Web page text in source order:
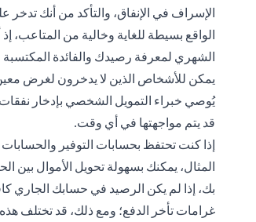
الإسراف في الإنفاق، والتأكد من أنك
الواقع بسيطة للغاية وخالية من
الشهري لمعرفة رصيدك والفائدة المكتسبة
يمكن للأشخاص الذين لا يدخرون لغرض
يُوصي خبراء التمويل الشخصي بإدخار
قد يتم مواجهتها في أي وقت.
إذا كنت تحتفظ بحسابات التوفير
المثال، يمكنك بسهولة تحويل الأموال بين
بك، إذا لم يكن الرصيد في حسابك الجاري
غرامات تأخر الدفع؛ ومع ذلك، قد تختلف